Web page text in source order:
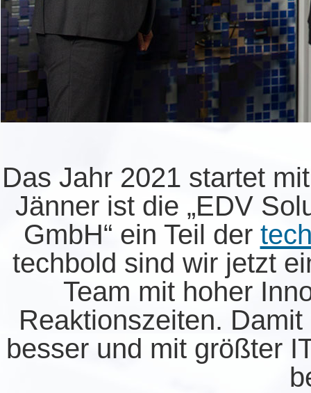
Das Jahr 2021 startet
Jänner ist die „EDV
GmbH“ ein Teil der
techbold sind wir jetzt
Team mit hoher
Reaktionszeiten.
besser und mit größter